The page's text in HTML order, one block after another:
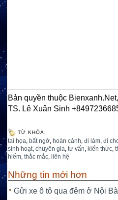
Bản quyền thuộc
TS. Lê Xuân Sinh
TỪ KHÓA:
tai họa, bất ngờ, hoàn cảnh, đi làm, đi
sinh hoạt, chuyên gia, tư vấn, kiến thức,
hiểm, thắc mắc, liên hệ
Những tin mới hơn
Gửi xe ô tô qua đêm ở Nội